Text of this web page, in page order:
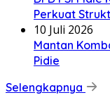
Perkuat
10 Juli 2026
Mantan
Pidie
Selengkapnya